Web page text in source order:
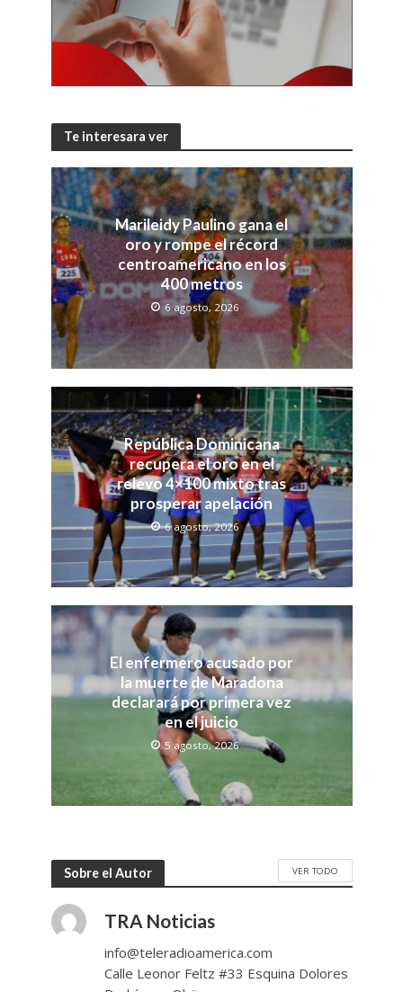
Te interesara ver
Marileidy Paulino gana el
oro y rompe el récord
centroamericano en los
400 metros
6 agosto, 2026
República Dominicana
recupera el oro en el
relevo 4×100 mixto tras
prosperar apelación
6 agosto, 2026
El enfermero acusado por
la muerte de Maradona
declarará por primera vez
en el juicio
5 agosto, 2026
Sobre el Autor VER TODO
TRA Noticias
info@teleradioamerica.com
Calle Leonor Feltz #33 Esquina Dolores